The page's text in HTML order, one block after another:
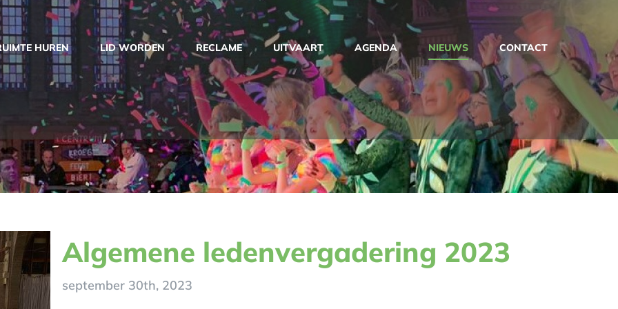
HUREN LID WORDEN RECLAME UITVAART AGENDA NIEUWS CONTACT
Algemene ledenvergadering 2023
september 30th, 2023